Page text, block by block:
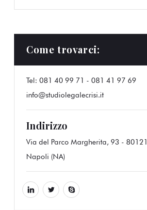
Come trovarci:
Tel: 081 40 99 71 - 081 41 97 69
info@studiolegalecrisi.it
Indirizzo
Via del Parco Margherita, 93 - 80121
Napoli (NA)